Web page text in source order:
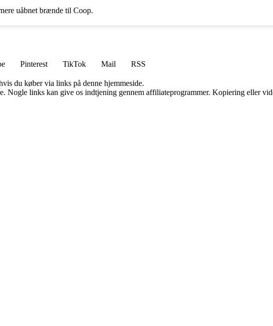
uåbnet brænde til Coop.
Pinterest TikTok Mail
RSS
du køber via links på denne hjemmeside.
Nogle links kan give os indtjening gennem affiliateprogrammer. Kopiering eller